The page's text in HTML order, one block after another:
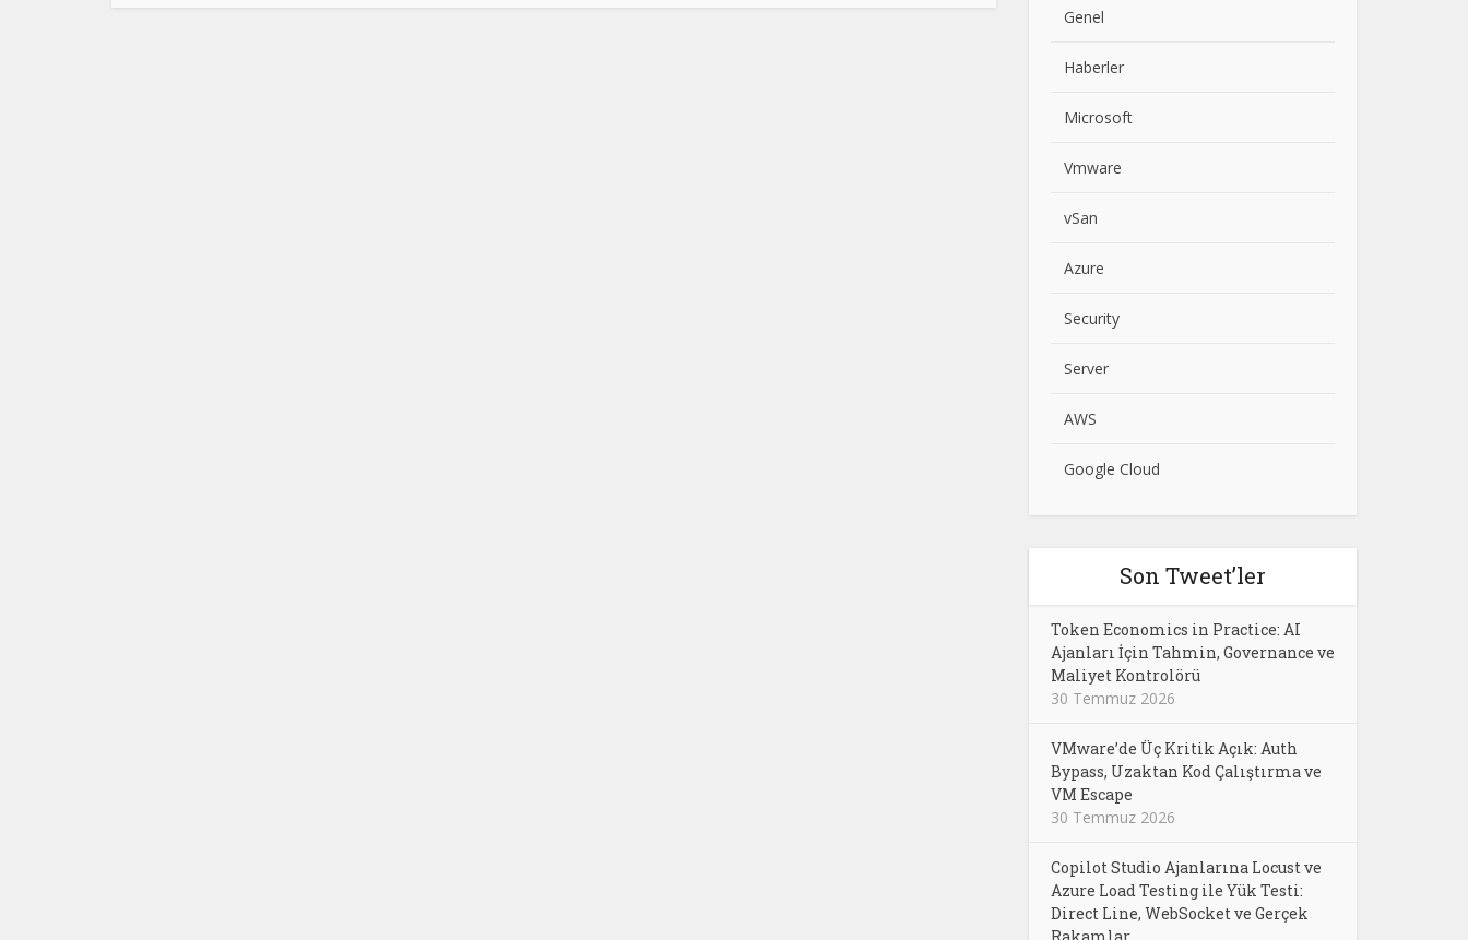
Genel
Haberler
Microsoft
Vmware
vSan
Azure
Security
Server
AWS
Google Cloud
Son Tweet’ler
Token Economics in Practice: AI
Ajanları İçin Tahmin, Governance ve
Maliyet Kontrolörü
30 Temmuz 2026
VMware’de Üç Kritik Açık: Auth
Bypass, Uzaktan Kod Çalıştırma ve
VM Escape
30 Temmuz 2026
Copilot Studio Ajanlarına Locust ve
Azure Load Testing ile Yük Testi:
Direct Line, WebSocket ve Gerçek